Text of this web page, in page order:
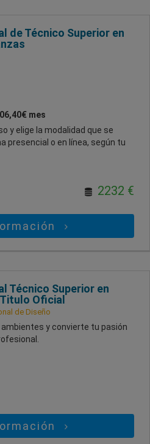
de Técnico Superior en
mes
y elige la modalidad que se
presencial o en línea, según tu
2232 €
Técnico Superior en
Oficial
de Diseño
y convierte tu pasión